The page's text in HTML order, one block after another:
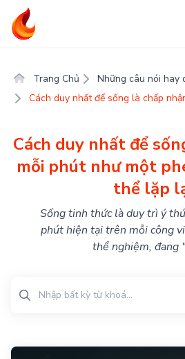
Trang Chủ
Những câu nói hay
Cách duy nhất để sống là chấp
Cách duy nhất để
mỗi phút như một
thể lặp
Sống tinh thức là duy trì ý
phút hiện tại trên mỗi công
thể nghiệm, đang